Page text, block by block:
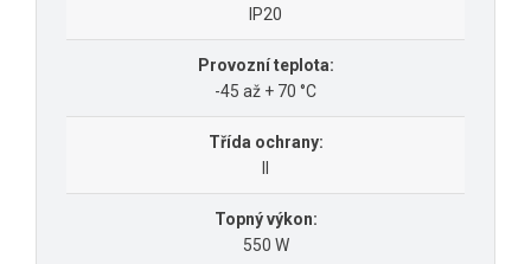
IP20
Provozní teplota:
-45 až + 70 °C
Třída ochrany:
Topný výkon:
550 W